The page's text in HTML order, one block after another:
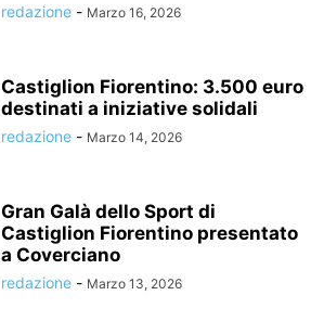
redazione - Marzo 16, 2026
Castiglion Fiorentino: 3.500 euro
destinati a iniziative solidali
redazione - Marzo 14, 2026
Gran Galà dello Sport di
Castiglion Fiorentino presentato
a Coverciano
redazione - Marzo 13, 2026